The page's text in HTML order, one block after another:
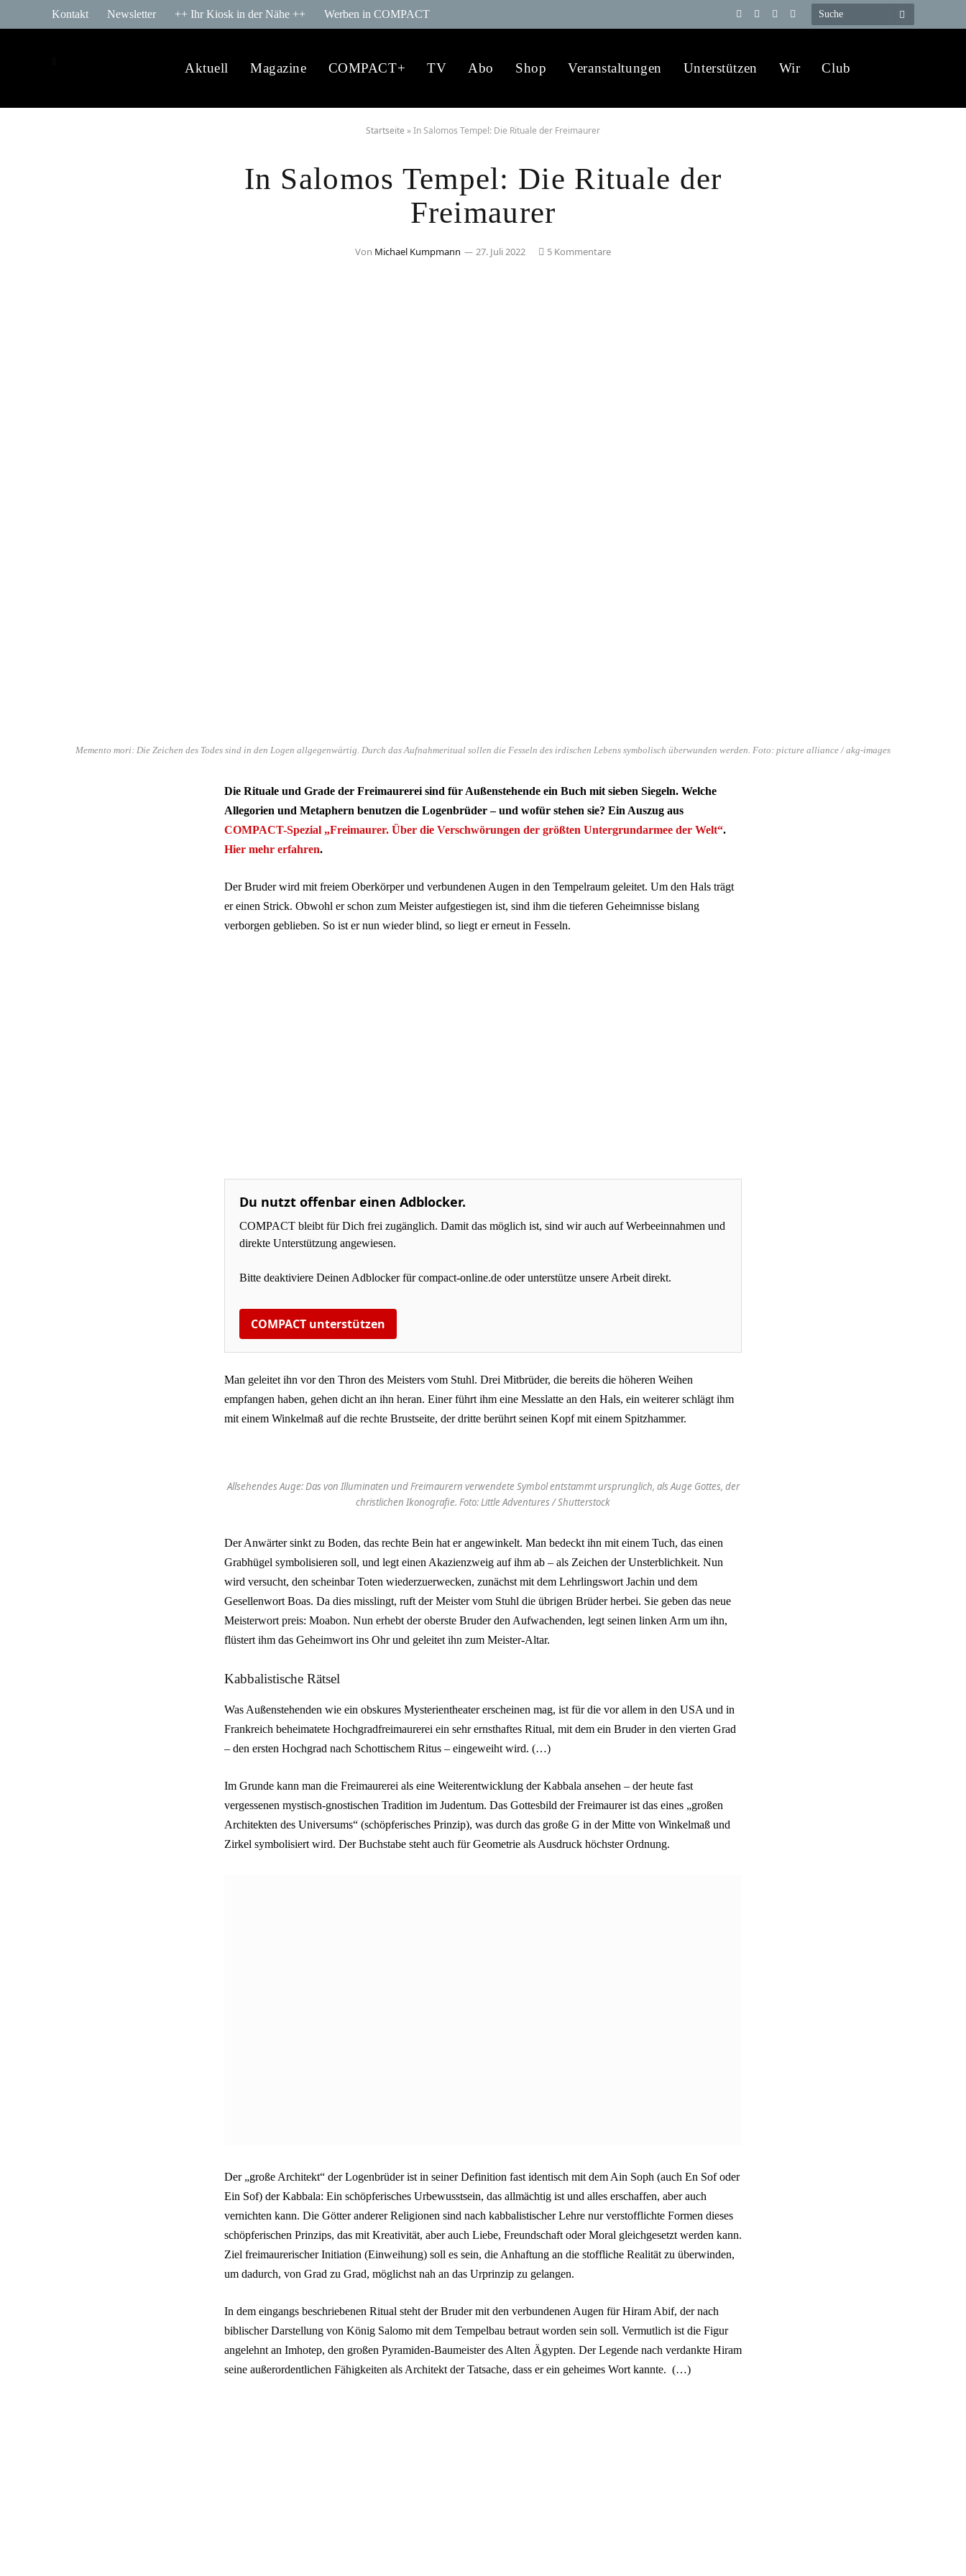
Kontakt Newsletter ++ Ihr Kiosk in der Nähe ++ Werben in COMPACT
Telegram
YouTube
X
WhatsApp
Aktuell Magazine COMPACT+ TV Abo Shop Veranstaltungen Unterstützen Wir Club
Startseite »In Salomos Tempel: Die Rituale der Freimaurer
In Salomos Tempel: Die Rituale der
Freimaurer
Von Michael Kumpmann 27. Juli 2022 5 Kommentare
Memento mori: Die Zeichen des Todes sind in den Logen allgegenwärtig. Durch das Aufnahmeritual sollen die Fesseln des irdischen Lebens symbolisch überwunden werden. Foto: picture alliance / akg-images
Die Rituale und Grade der Freimaurerei sind für Außenstehende ein Buch mit sieben Siegeln. Welche
Allegorien und Metaphern benutzen die Logenbrüder – und wofür stehen sie? Ein Auszug aus
COMPACT-Spezial „Freimaurer. Über die Verschwörungen der größten Untergrundarmee der Welt“.
Hier mehr erfahren.
Der Bruder wird mit freiem Oberkörper und verbundenen Augen in den Tempelraum geleitet. Um den Hals trägt
er einen Strick. Obwohl er schon zum Meister aufgestiegen ist, sind ihm die tieferen Geheimnisse bislang
verborgen geblieben. So ist er nun wieder blind, so liegt er erneut in Fesseln.
Du nutzt offenbar einen Adblocker.
COMPACT bleibt für Dich frei zugänglich. Damit das möglich ist, sind wir auch auf Werbeeinnahmen und
direkte Unterstützung angewiesen.
Bitte deaktiviere Deinen Adblocker für compact-online.de oder unterstütze unsere Arbeit direkt.
COMPACT unterstützen
Man geleitet ihn vor den Thron des Meisters vom Stuhl. Drei Mitbrüder, die bereits die höheren Weihen
empfangen haben, gehen dicht an ihn heran. Einer führt ihm eine Messlatte an den Hals, ein weiterer schlägt ihm
mit einem Winkelmaß auf die rechte Brustseite, der dritte berührt seinen Kopf mit einem Spitzhammer.
Allsehendes Auge: Das von Illuminaten und Freimaurern verwendete Symbol entstammt ursprunglich, als Auge Gottes, der
christlichen Ikonografie. Foto: Little Adventures / Shutterstock
Der Anwärter sinkt zu Boden, das rechte Bein hat er angewinkelt. Man bedeckt ihn mit einem Tuch, das einen
Grabhügel symbolisieren soll, und legt einen Akazienzweig auf ihm ab – als Zeichen der Unsterblichkeit. Nun
wird versucht, den scheinbar Toten wiederzuerwecken, zunächst mit dem Lehrlingswort Jachin und dem
Gesellenwort Boas. Da dies misslingt, ruft der Meister vom Stuhl die übrigen Brüder herbei. Sie geben das neue
Meisterwort preis: Moabon. Nun erhebt der oberste Bruder den Aufwachenden, legt seinen linken Arm um ihn,
flüstert ihm das Geheimwort ins Ohr und geleitet ihn zum Meister-Altar.
Kabbalistische Rätsel
Was Außenstehenden wie ein obskures Mysterientheater erscheinen mag, ist für die vor allem in den USA und in
Frankreich beheimatete Hochgradfreimaurerei ein sehr ernsthaftes Ritual, mit dem ein Bruder in den vierten Grad
– den ersten Hochgrad nach Schottischem Ritus – eingeweiht wird. (…)
Im Grunde kann man die Freimaurerei als eine Weiterentwicklung der Kabbala ansehen – der heute fast
vergessenen mystisch-gnostischen Tradition im Judentum. Das Gottesbild der Freimaurer ist das eines „großen
Architekten des Universums“ (schöpferisches Prinzip), was durch das große G in der Mitte von Winkelmaß und
Zirkel symbolisiert wird. Der Buchstabe steht auch für Geometrie als Ausdruck höchster Ordnung.
Der „große Architekt“ der Logenbrüder ist in seiner Definition fast identisch mit dem Ain Soph (auch En Sof oder
Ein Sof) der Kabbala: Ein schöpferisches Urbewusstsein, das allmächtig ist und alles erschaffen, aber auch
vernichten kann. Die Götter anderer Religionen sind nach kabbalistischer Lehre nur verstofflichte Formen dieses
schöpferischen Prinzips, das mit Kreativität, aber auch Liebe, Freundschaft oder Moral gleichgesetzt werden kann.
Ziel freimaurerischer Initiation (Einweihung) soll es sein, die Anhaftung an die stoffliche Realität zu überwinden,
um dadurch, von Grad zu Grad, möglichst nah an das Urprinzip zu gelangen.
In dem eingangs beschriebenen Ritual steht der Bruder mit den verbundenen Augen für Hiram Abif, der nach
biblischer Darstellung von König Salomo mit dem Tempelbau betraut worden sein soll. Vermutlich ist die Figur
angelehnt an Imhotep, den großen Pyramiden-Baumeister des Alten Ägypten. Der Legende nach verdankte Hiram
seine außerordentlichen Fähigkeiten als Architekt der Tatsache, dass er ein geheimes Wort kannte. (…)